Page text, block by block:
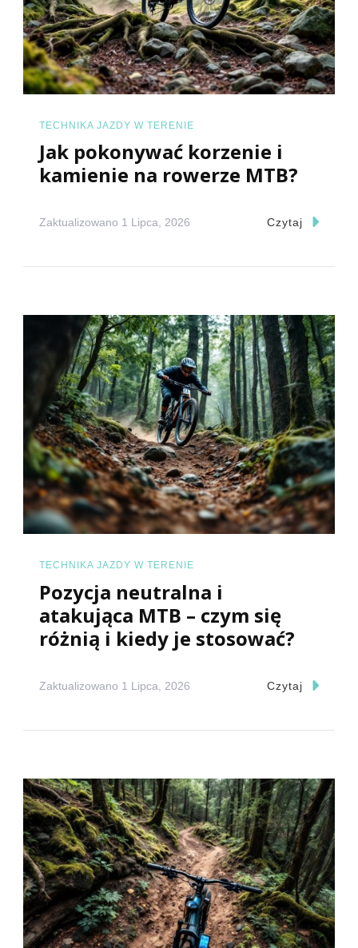
TECHNIKA JAZDY W TERENIE
Jak pokonywać korzenie i
kamienie na rowerze MTB?
Zaktualizowano 1 Lipca, 2026 Czytaj
TECHNIKA JAZDY W TERENIE
Pozycja neutralna i
atakująca MTB – czym się
różnią i kiedy je stosować?
Zaktualizowano 1 Lipca, 2026 Czytaj